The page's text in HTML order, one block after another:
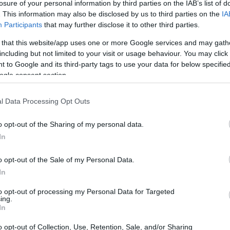
of your personal information by third parties on the IAB’s list of
This information may also be disclosed by us to third parties on the
Participants that may further disclose it to other third parties.
that this website/app uses one or more Google services and may
but not limited to your visit or usage behaviour. You may
to Google and its third-party tags to use your data for below
consent section.
Data Processing Opt Outs
opt-out of the Sharing of my personal data.
opt-out of the Sale of my Personal Data.
opt-out of processing my Personal Data for Targeted
opt-out of Collection, Use, Retention, Sale, and/or Sharing
de correlaciones. Tecnología, cripto y renta fija se
prudencia dentro. En un mercado acostumbrado a
inmediata, ver caer a la vez a la IA, a
es una señal de normalización.